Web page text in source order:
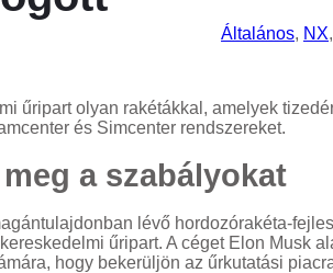
Általános, NX,
űripart olyan rakétákkal, amelyek
és Simcenter rendszereket.
a szabályokat
lévő hordozórakéta-
űripart. A céget Elon Musk
hogy bekerüljön az űrkutatási